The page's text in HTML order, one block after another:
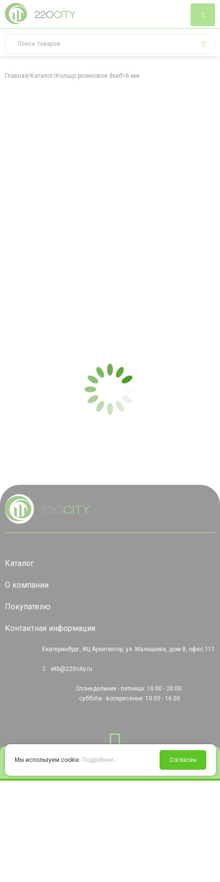
Войти Избранное Корзина
Главная/Каталог/Кольцо резиновое dкаб=6 мм
Каталог
О компании
Покупателю
Контактная информация
Екатеринбург, ИЦ Архитектор, ул. Малышева, дом 8, офис 111
ekb@220city.ru
понедельник - пятница: 10:00 - 20:00
суббота - воскресенье: 10:00 - 16:00
Мы используем cookie. Подробнее... Согласен